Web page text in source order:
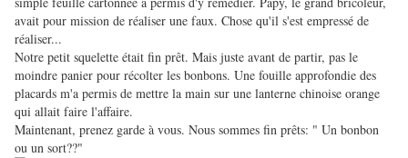
avait pour mission de réaliser une faux. Chose qu'il s'est empressé de
réaliser...
Notre petit squelette était fin prêt. Mais juste avant de partir, pas le
moindre panier pour récolter les bonbons. Une fouille approfondie des
placards m'a permis de mettre la main sur une lanterne chinoise orange
qui allait faire l'affaire.
Maintenant, prenez garde à vous. Nous sommes fin prêts: " Un bonbon
ou un sort??"